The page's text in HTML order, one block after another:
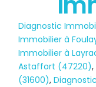
Diagnostic
Immobilier à
Immobilier à
Astaffort (47220),
(31600),